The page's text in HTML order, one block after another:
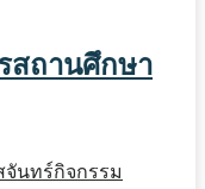
สถานศึกษา
จันทร์กิจกรรม